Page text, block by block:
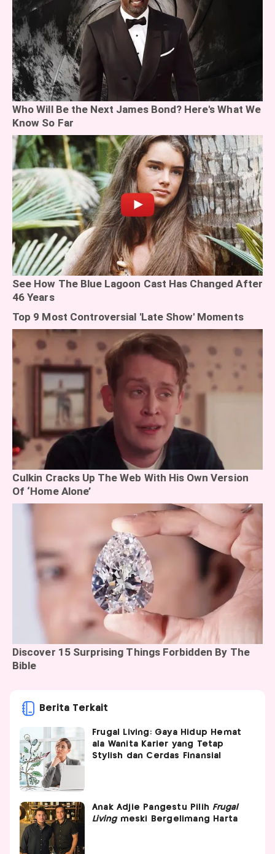
Berita Terkait
Frugal Living: Gaya Hidup Hemat
ala Wanita Karier yang Tetap
Stylish dan Cerdas Finansial
Anak Adjie Pangestu Pilih Frugal
Livingmeski Bergelimang Harta